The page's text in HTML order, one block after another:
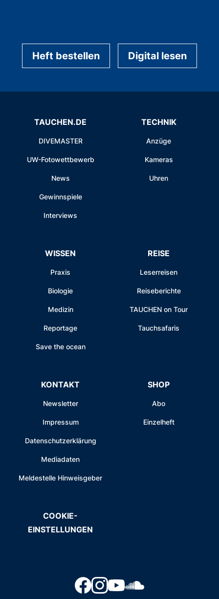
Heft bestellen Digital lesen
TAUCHEN.DE
DIVEMASTER
UW-Fotowettbewerb
News
Gewinnspiele
Interviews
TECHNIK
Anzüge
Kameras
Uhren
WISSEN
Praxis
Biologie
Medizin
Reportage
Save the ocean
REISE
Leserreisen
Reiseberichte
TAUCHEN on Tour
Tauchsafaris
KONTAKT
Newsletter
Impressum
Datenschutzerklärung
Mediadaten
Meldestelle Hinweisgeber
SHOP
Abo
Einzelheft
COOKIE-
EINSTELLUNGEN